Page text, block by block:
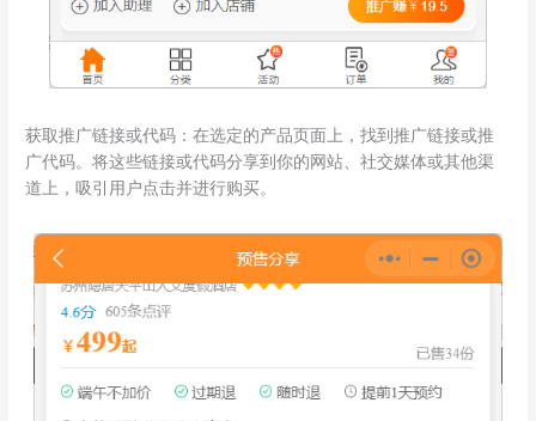
获取推广链接或代码：在选定的产品页面上，找到推广链接或推
广代码。将这些链接或代码分享到你的网站、社交媒体或其他渠
道上，吸引用户点击并进行购买。